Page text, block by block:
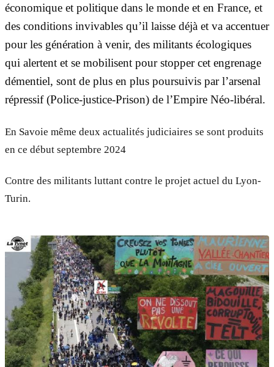
économique et politique dans le monde et en France, et
des conditions invivables qu’il laisse déjà et va accentuer
pour les génération à venir, des militants écologiques
qui alertent et se mobilisent pour stopper cet engrenage
démentiel, sont de plus en plus poursuivis par l’arsenal
répressif (Police-justice-Prison) de l’Empire Néo-libéral.
En Savoie même deux actualités judiciaires se sont produits
en ce début septembre 2024
Contre des militants luttant contre le projet actuel du Lyon-
Turin.